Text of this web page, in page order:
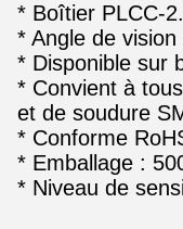
* Boîtier PLCC-2.
* Angle de
* Disponible sur
* Convient à
et de soudure
* Conforme
* Emballage :
* Niveau de